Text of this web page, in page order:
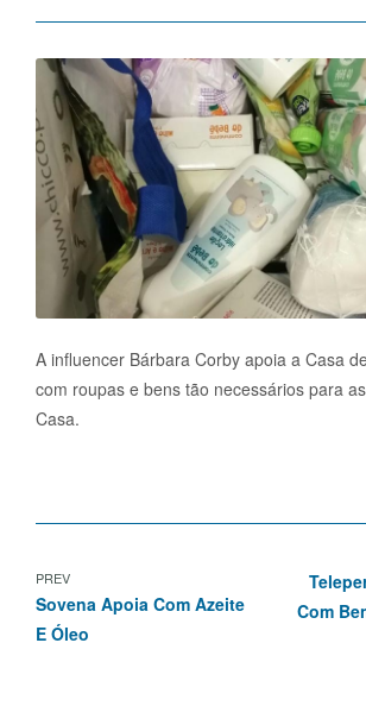
A influencer Bárbara Corby apoia a Casa
com roupas e bens tão necessários para
Casa.
PREV
Sovena Apoia Com Azeite
E Óleo
Com